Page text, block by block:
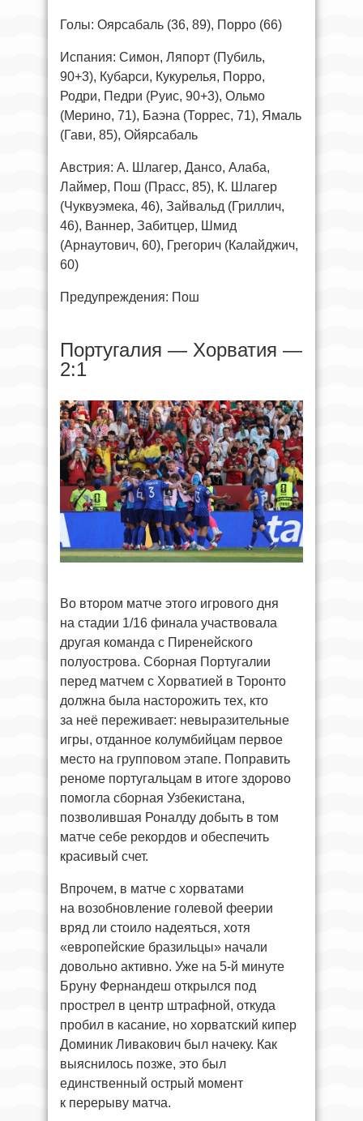
Голы: Оярсабаль (36, 89), Порро (66)
Испания: Симон, Ляпорт (Пубиль,
90+3), Кубарси, Кукурелья, Порро,
Родри, Педри (Руис, 90+3), Ольмо
(Мерино, 71), Баэна (Торрес, 71), Ямаль
(Гави, 85), Ойярсабаль
Австрия: А. Шлагер, Дансо, Алаба,
Лаймер, Пош (Прасс, 85), К. Шлагер
(Чуквуэмека, 46), Зайвальд (Гриллич,
46), Ваннер, Забитцер, Шмид
(Арнаутович, 60), Грегорич (Калайджич,
60)
Предупреждения: Пош
Португалия — Хорватия —
2:1
Во втором матче этого игрового дня
на стадии 1/16 финала участвовала
другая команда с Пиренейского
полуострова. Сборная Португалии
перед матчем с Хорватией в Торонто
должна была насторожить тех, кто
за неё переживает: невыразительные
игры, отданное колумбийцам первое
место на групповом этапе. Поправить
реноме португальцам в итоге здорово
помогла сборная Узбекистана,
позволившая Роналду добыть в том
матче себе рекордов и обеспечить
красивый счет.
Впрочем, в матче с хорватами
на возобновление голевой феерии
вряд ли стоило надеяться, хотя
«европейские бразильцы» начали
довольно активно. Уже на 5-й минуте
Бруну Фернандеш открылся под
прострел в центр штрафной, откуда
пробил в касание, но хорватский кипер
Доминик Ливакович был начеку. Как
выяснилось позже, это был
единственный острый момент
к перерыву матча.